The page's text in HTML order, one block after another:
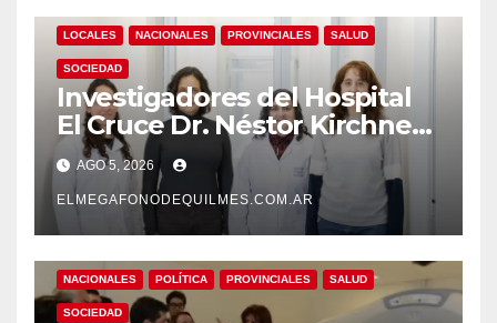
LOCALES NACIONALES PROVINCIALES SALUD
SOCIEDAD
Investigadores del Hospital
El Cruce Dr. Néstor Kirchner
desarrollan un estudio
pionero sobre el
envejecimiento cerebral y las
demencias
AGO 5, 2026
ELMEGAFONODEQUILMES.COM.AR
NACIONALES POLÍTICA PROVINCIALES SALUD
SOCIEDAD